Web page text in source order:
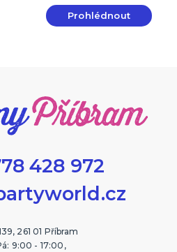
Prohlédnout
428 972
261 01 Příbram
9:00 - 17:00,